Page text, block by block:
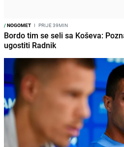
/NOGOMET I PRIJE 39MIN
Bordo tim se seli sa Koševa:
ugostiti Radnik